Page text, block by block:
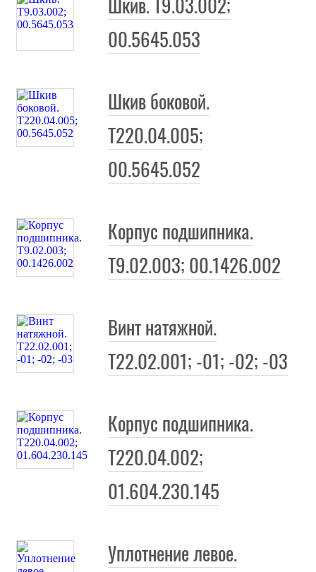
00.5645.053
Шкив боковой.
Т220.04.005;
00.5645.052
Корпус подшипника.
Т9.02.003; 00.1426.002
Винт натяжной.
Т22.02.001; -01; -02; -03
Корпус подшипника.
Т220.04.002;
01.604.230.145
Уплотнение левое.